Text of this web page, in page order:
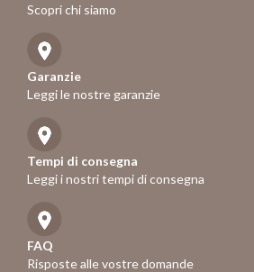
Scopri chi siamo
Garanzie
Leggi le nostre garanzie
Tempi di consegna
Leggi i nostri tempi di consegna
FAQ
Risposte alle vostre domande